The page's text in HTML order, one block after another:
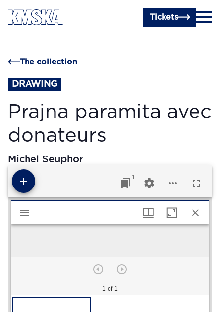
Skip to main content
Tickets
The collection
DRAWING
Prajna paramita avec
donateurs
Michel Seuphor
1
Mirador viewer
1 of 1